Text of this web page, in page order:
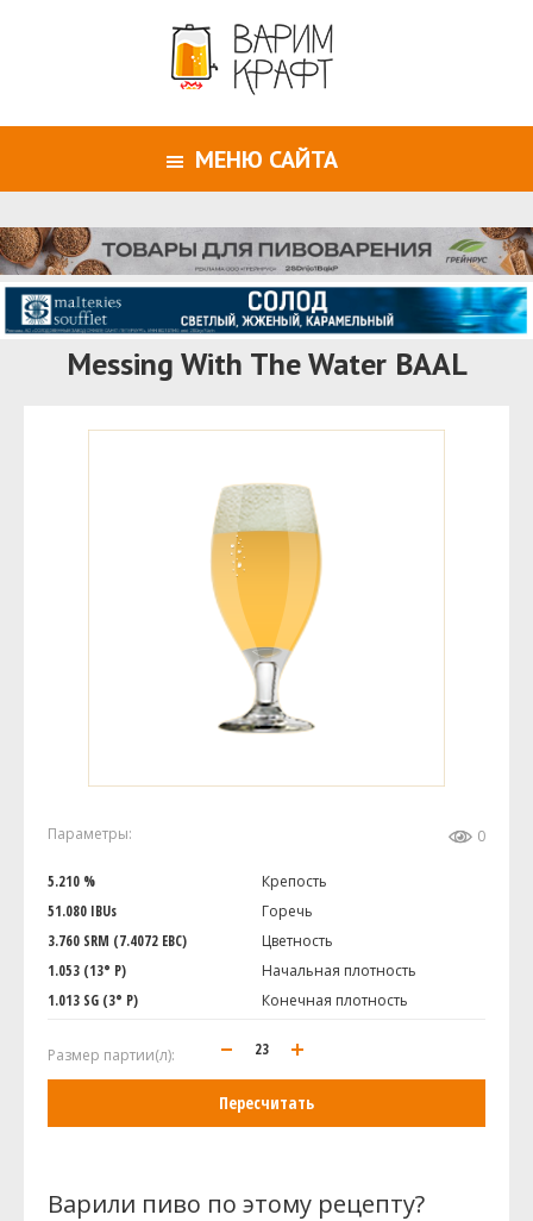
МЕНЮ САЙТА
Messing With The Water BAAL
Параметры: 0
5.210 %
Крепость
51.080 IBUs
Горечь
3.760 SRM (7.4072 EBC)
Цветность
1.053 (13° P)
Начальная плотность
1.013 SG (3° P)
Конечная плотность
Размер партии(л):
Пересчитать
Варили пиво по этому рецепту?